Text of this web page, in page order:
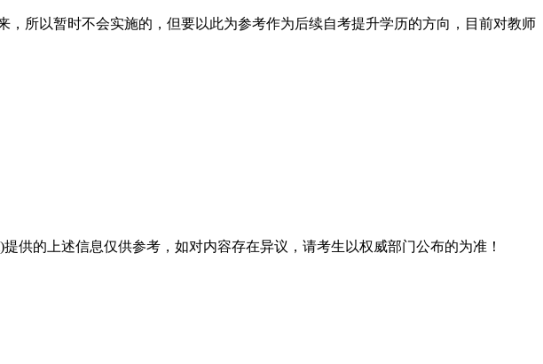
所以暂时不会实施的，但要以此为参考作为后续自考提升学历的方向，目前对教师
供的上述信息仅供参考，如对内容存在异议，请考生以权威部门公布的为准！